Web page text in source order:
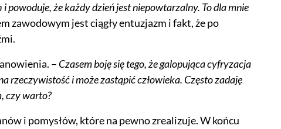
powoduje, że każdy dzień jest niepowtarzalny. To dla mnie
zawodowym jest ciągły entuzjazm i fakt, że po
– Czasem boję się tego, że galopująca cyfryzacja
rzeczywistość i może zastąpić człowieka. Często zadaję
czy warto?
i pomysłów, które na pewno zrealizuje. W końcu